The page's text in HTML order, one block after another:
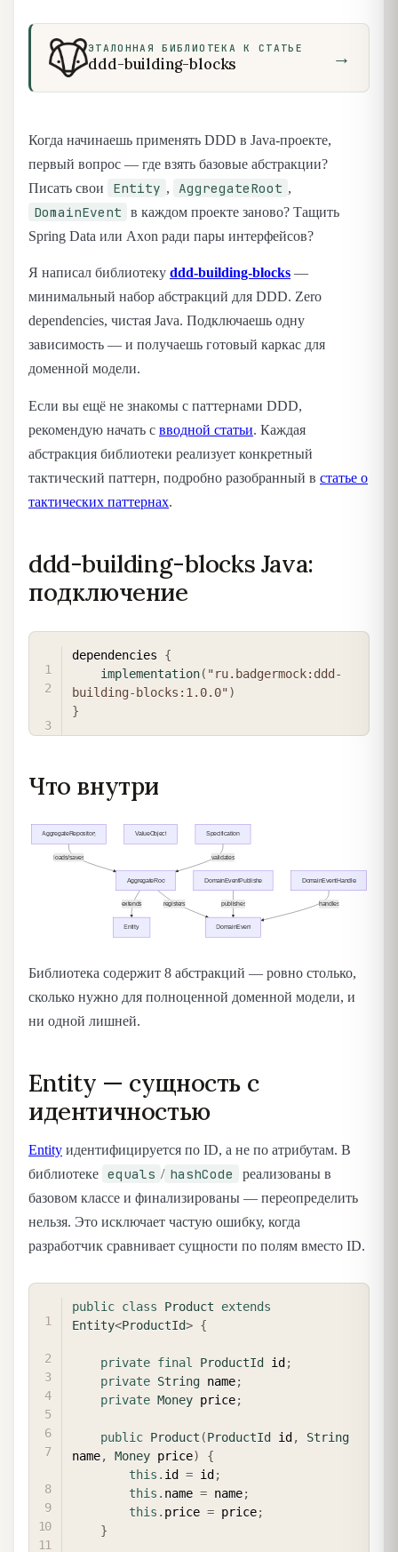
ЭТАЛОННАЯ БИБЛИОТЕКА К СТАТЬЕ
ddd-building-blocks →
Когда начинаешь применять DDD в Java-проекте,
первый вопрос — где взять базовые абстракции?
Писать свои
Entity , AggregateRoot ,
DomainEvent
в каждом проекте заново? Тащить
Spring Data или Axon ради пары интерфейсов?
Я написал библиотеку ddd-building-blocks —
минимальный набор абстракций для DDD. Zero
dependencies, чистая Java. Подключаешь одну
зависимость — и получаешь готовый каркас для
доменной модели.
Если вы ещё не знакомы с паттернами DDD,
рекомендую начать с вводной статьи. Каждая
абстракция библиотеки реализует конкретный
тактический паттерн, подробно разобранный в статье о
тактических паттернах.
ddd-building-blocks Java:
подключение
dependencies {
implementation( "ru.badgermock:ddd-
building-blocks:1.0.0")
}
Что внутри
Библиотека содержит 8 абстракций — ровно столько,
сколько нужно для полноценной доменной модели, и
ни одной лишней.
Entity — сущность с
идентичностью
Entity идентифицируется по ID, а не по атрибутам. В
библиотеке equals / hashCode
реализованы в
базовом классе и финализированы — переопределить
нельзя. Это исключает частую ошибку, когда
разработчик сравнивает сущности по полям вместо ID.
public class Product
extends
Entity<ProductId> {
private final ProductId id ;
private String name;
private Money price;
public Product (ProductId id ,
String
name, Money price)
{
this . id = id ;
this . name = name;
this . price = price;
}